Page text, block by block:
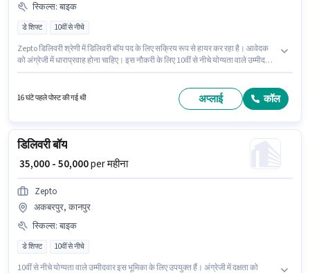
स्किल्स: बाइक
डे शिफ्ट 10वीं से नीचे
Zepto डिलिवरी श्रेणी में डिलिवरी बॉय पद के लिए सक्रिय रूप से हायर कर रहा है। आवेदक
को अंग्रेजी में धाराप्रवाह होना चाहिए। इस नौकरी के लिए 10वीं से नीचे योग्यता वाले उम्मीदवार
कमा सकते हैं। इस भूमिका में Fixed वेतन संरचना मिलती है।
16 घंटे पहले पोस्ट की गई थी अप्लाई कॉल
डिलिवरी बॉय
₹ 35,000 - 50,000per महीना
Zepto
अकबरपुर, कानपुर
स्किल्स: बाइक
डे शिफ्ट 10वीं से नीचे
10वीं से नीचे योग्यता वाले उम्मीदवार इस भूमिका के लिए उपयुक्त हैं। अंग्रेजी में दक्षता को